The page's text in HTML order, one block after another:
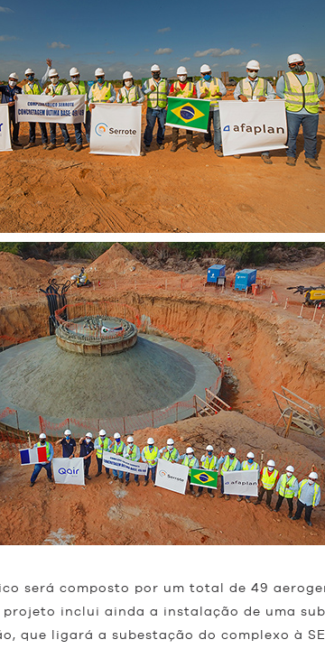
será composto por um total de 49
projeto inclui ainda a instalação de uma
que ligará a subestação do complexo à